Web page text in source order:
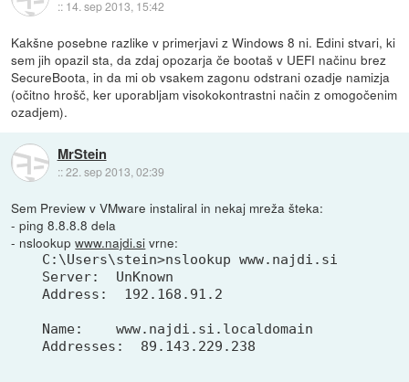
:: 14. sep 2013, 15:42
Kakšne posebne razlike v primerjavi z Windows 8 ni. Edini stvari, ki
sem jih opazil sta, da zdaj opozarja če bootaš v UEFI načinu brez
SecureBoota, in da mi ob vsakem zagonu odstrani ozadje namizja
(očitno hrošč, ker uporabljam visokokontrastni način z omogočenim
ozadjem).
MrStein
::22. sep 2013, 02:39
Sem Preview v VMware instaliral in nekaj mreža šteka:
- ping 8.8.8.8 dela
- nslookupwww.najdi.si vrne:
C:\Users\stein>nslookup www.najdi.si
Server:  UnKnown
Address:  192.168.91.2
Name:    www.najdi.si.localdomain